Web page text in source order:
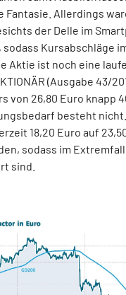
Fantasie. Allerdings
der Delle im
Kursabschläge
Aktie ist noch eine
(Ausgabe 43/
von 26,80 Euro knapp
besteht
18,20 Euro auf
sodass im
sind.